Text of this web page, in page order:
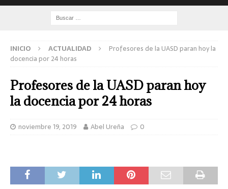
INICIO ACTUALIDAD
Profesores de la UASD paran hoy la
docencia por 24 horas
Profesores de la UASD paran hoy
la docencia por 24 horas
noviembre 19, 2019 Abel Ureña 0